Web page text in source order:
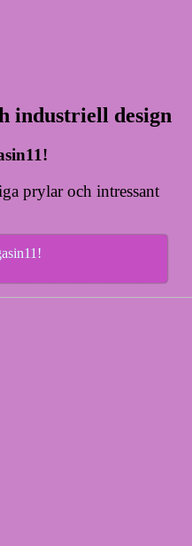
industriell design
prylar och intressant